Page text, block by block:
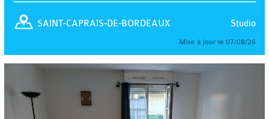
Studio
SAINT-CAPRAIS-DE-BORDEAUX
Mise à jour le 07/08/26